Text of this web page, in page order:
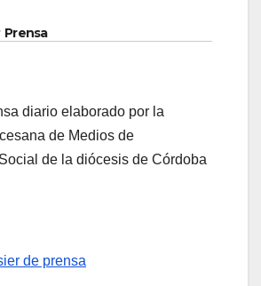
Prensa
diario elaborado por la
de Medios de
de la diócesis de Córdoba
de prensa